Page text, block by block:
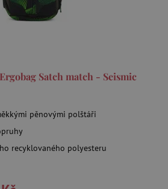
Satch match - Seismic
pěnovými polštáři
recyklovaného polyesteru